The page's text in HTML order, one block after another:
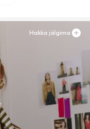
Hakka jälgima